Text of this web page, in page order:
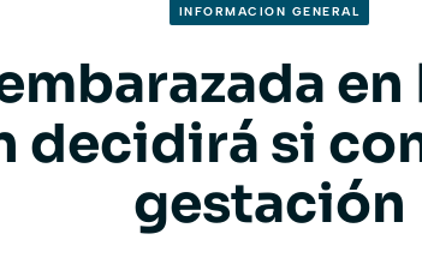
INFORMACION GENERAL
decidirá si
gestación